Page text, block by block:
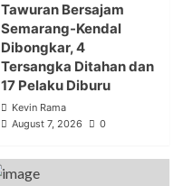
Tawuran Bersajam
Semarang-Kendal
Dibongkar, 4
Tersangka Ditahan dan
17 Pelaku Diburu
Kevin Rama
August 7, 2026
0